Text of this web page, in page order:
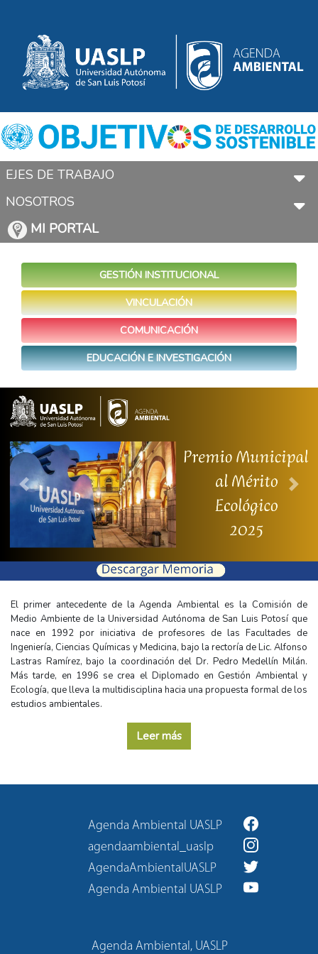
EJES DE TRABAJO
NOSOTROS
MI PORTAL
GESTIÓN INSTITUCIONAL
VINCULACIÓN
COMUNICACIÓN
EDUCACIÓN E INVESTIGACIÓN
El primer antecedente de la Agenda Ambiental es la Comisión de
Medio Ambiente de la Universidad Autónoma de San Luis Potosí que
nace en 1992 por iniciativa de profesores de las Facultades de
Ingeniería, Ciencias Químicas y Medicina, bajo la rectoría de Lic. Alfonso
Lastras Ramírez, bajo la coordinación del Dr. Pedro Medellín Milán.
Más tarde, en 1996 se crea el Diplomado en Gestión Ambiental y
Ecología, que lleva la multidisciplina hacia una propuesta formal de los
estudios ambientales.
Leer más
Previous Next
Agenda Ambiental UASLP
agendaambiental_uaslp
AgendaAmbientalUASLP
Agenda Ambiental UASLP
Agenda Ambiental, UASLP